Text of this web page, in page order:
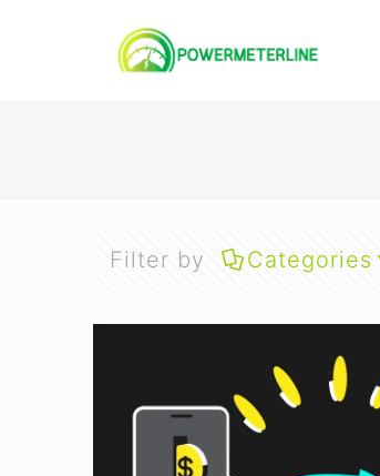
Filter by Categories